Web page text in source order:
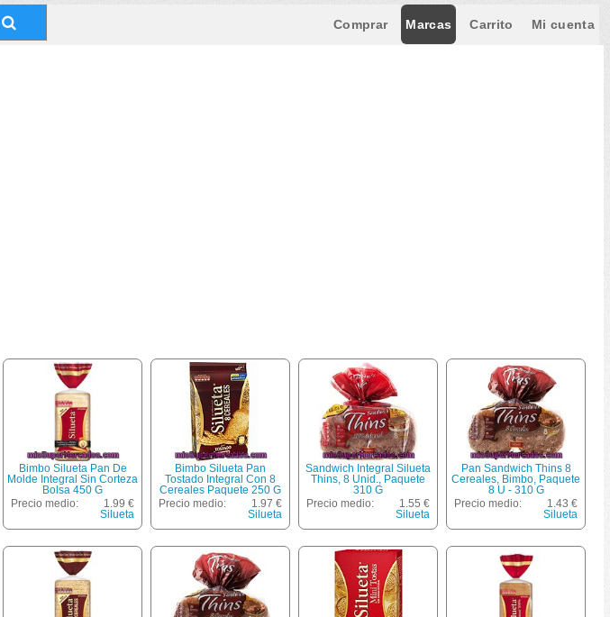
Comprar Marcas Carrito Mi cuenta
Bimbo Silueta Pan De
Molde Integral Sin Corteza
Bolsa 450 G
Precio medio:
1.99 €
Silueta
Bimbo Silueta Pan
Tostado Integral Con 8
Cereales Paquete 250 G
Precio medio:
1.97 €
Silueta
Sandwich Integral Silueta
Thins, 8 Unid., Paquete
310 G
Precio medio:
1.55 €
Silueta
Pan Sandwich Thins 8
Cereales, Bimbo, Paquete
8 U - 310 G
Precio medio:
1.43 €
Silueta